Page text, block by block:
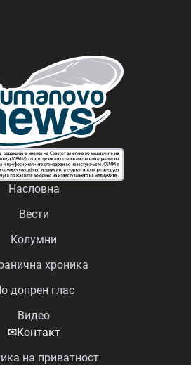
Насловна
Вести
Колумни
хроника
допрен глас
Видео
✉Контакт
на приватност